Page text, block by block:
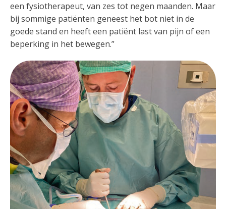
een fysiotherapeut, van zes tot negen maanden. Maar
bij sommige patiënten geneest het bot niet in de
goede stand en heeft een patiënt last van pijn of een
beperking in het bewegen.”